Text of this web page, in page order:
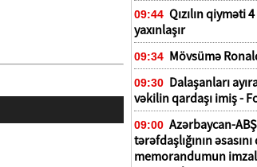
09:44 Qızılın qiyməti
yaxınlaşır
09:34 Mövsümə
09:30 Dalaşanları
vəkilin qardaşı imiş -
09:00 Azərbaycan-
tərəfdaşlığının
memorandumun